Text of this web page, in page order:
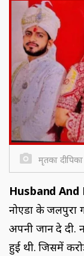
मृतका
Husband
नोएडा के जलपुरा
अपनी जान दे दी.
हुई थी. जिसमें